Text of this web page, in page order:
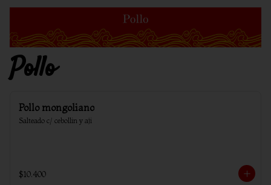
Pollo
Pollo mongoliano
Salteado c/ cebollin y aji
$10.400